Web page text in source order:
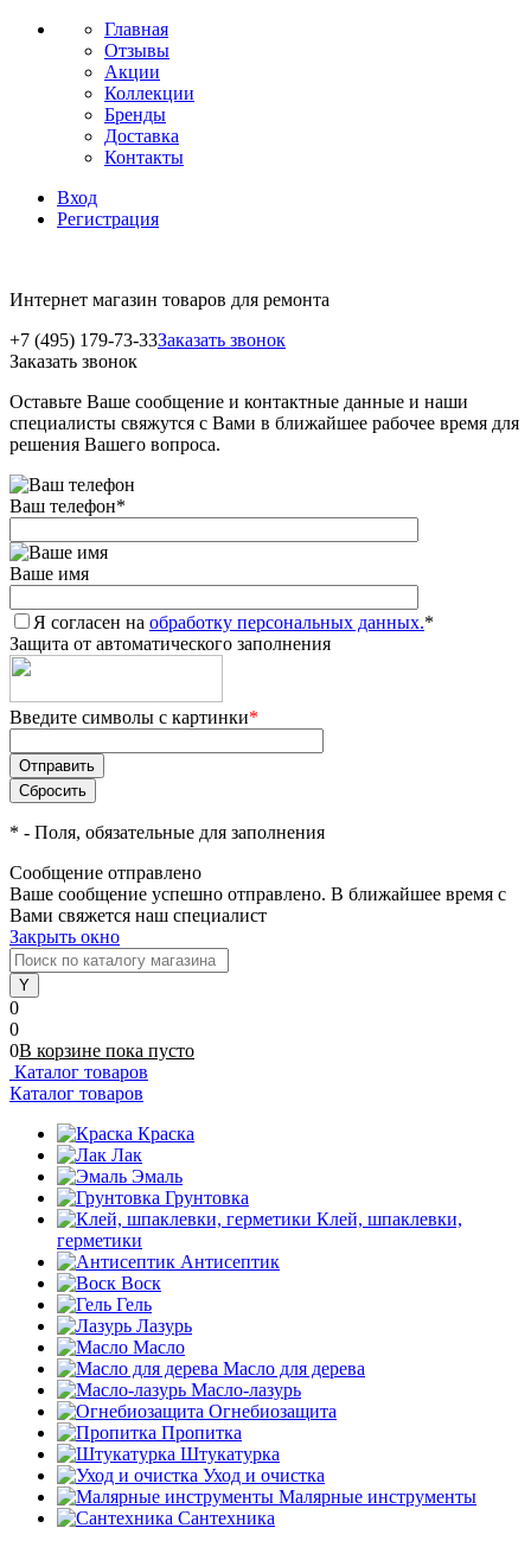
Главная
Отзывы
Акции
Коллекции
Бренды
Доставка
Контакты
Вход
Регистрация
Интернет магазин товаров для ремонта
+7 (495) 179-73-33Заказать звонок
Заказать звонок
Оставьте Ваше сообщение и контактные данные и наши
специалисты свяжутся с Вами в ближайшее рабочее время для
решения Вашего вопроса.
Ваш телефон*
Ваше имя
Я согласен на обработку персональных данных.*
Защита от автоматического заполнения
Введите символы с картинки*
* - Поля, обязательные для заполнения
Сообщение отправлено
Ваше сообщение успешно отправлено. В ближайшее время с
Вами свяжется наш специалист
Закрыть окно
0
0
0В корзине пока пусто
Каталог товаров
Каталог товаров
Краска
Лак
Эмаль
Грунтовка
Клей, шпаклевки,
герметики
Антисептик
Воск
Гель
Лазурь
Масло
Масло для дерева
Масло-лазурь
Огнебиозащита
Пропитка
Штукатурка
Уход и очистка
Малярные инструменты
Сантехника